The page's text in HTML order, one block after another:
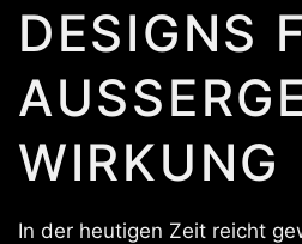
DESIGNS
IRKUNG
In der heutigen Zeit reicht